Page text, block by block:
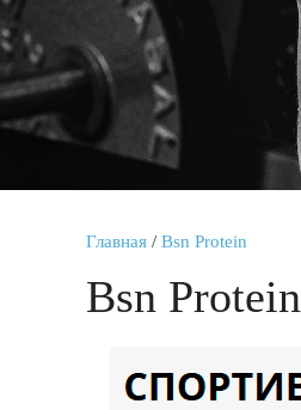
Главная / Bsn Protein
Bsn Protein